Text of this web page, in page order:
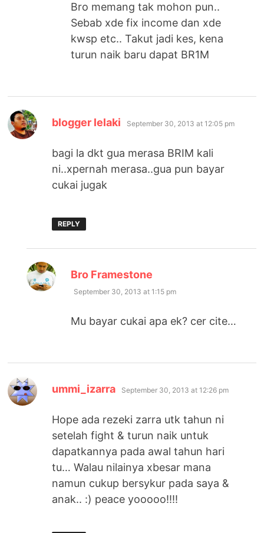
Bro memang tak mohon pun..
Sebab xde fix income dan xde
kwsp etc.. Takut jadi kes, kena
turun naik baru dapat BR1M
blogger lelaki says:
September 30, 2013 at 12:05 pm
bagi la dkt gua merasa BRIM kali
ni..xpernah merasa..gua pun bayar
cukai jugak
REPLY
Bro Framestone
September 30, 2013 at 1:15 pm
Mu bayar cukai apa ek? cer cite…
ummi_izarra says:
September 30, 2013 at 12:26 pm
Hope ada rezeki zarra utk tahun ni
setelah fight & turun naik untuk
dapatkannya pada awal tahun hari
tu… Walau nilainya xbesar mana
namun cukup bersykur pada saya &
anak.. :) peace yooooo!!!!